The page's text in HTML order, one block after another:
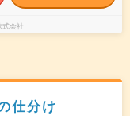
会社
仕分け